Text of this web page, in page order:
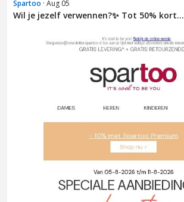
Spartoo · Aug 05
Wil je jezelf verwennen?✨ Tot 50% kort...